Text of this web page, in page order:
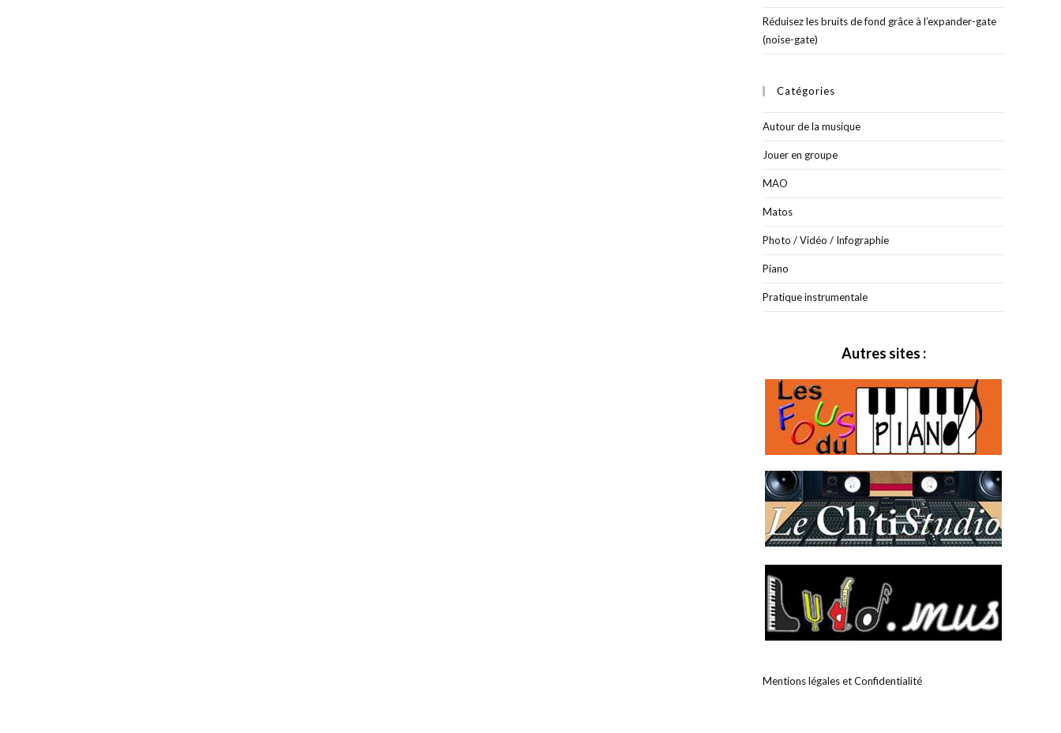
Réduisez les bruits de fond grâce à l’expander-gate
(noise-gate)
Catégories
Autour de la musique
Jouer en groupe
MAO
Matos
Photo / Vidéo / Infographie
Piano
Pratique instrumentale
Autres sites :
Mentions légales et Confidentialité